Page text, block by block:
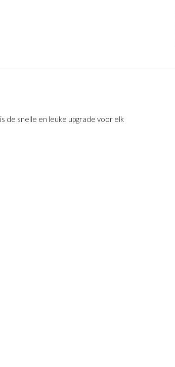
is de snelle en leuke upgrade voor elk